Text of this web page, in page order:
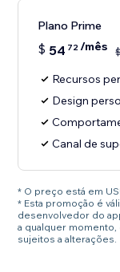
Plano Prime
$ 54 72/mês
Recursos
Design
Canal de
* O preço está em
* Esta promoção é
desenvolvedor do
a qualquer
sujeitos a alterações.